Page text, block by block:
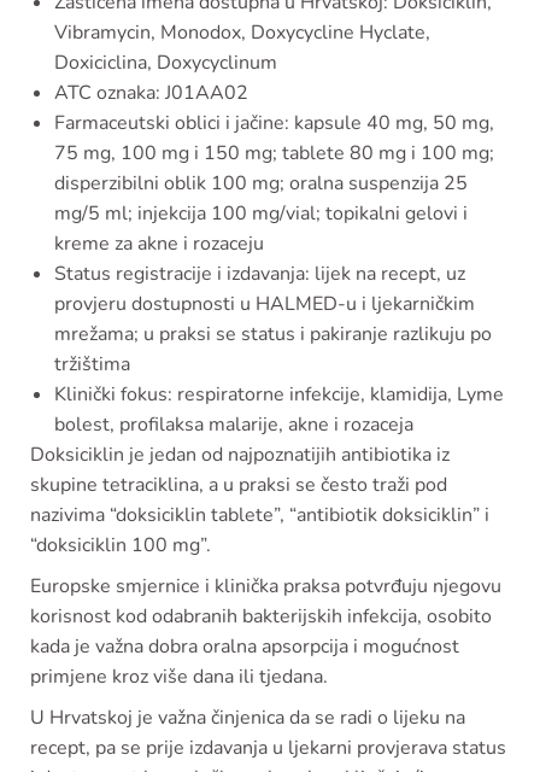
Vibramycin, Monodox, Doxycycline Hyclate,
Doxiciclina, Doxycyclinum
ATC oznaka: J01AA02
Farmaceutski oblici i jačine: kapsule 40 mg, 50 mg,
75 mg, 100 mg i 150 mg; tablete 80 mg i 100 mg;
disperzibilni oblik 100 mg; oralna suspenzija 25
mg/5 ml; injekcija 100 mg/vial; topikalni gelovi i
kreme za akne i rozaceju
Status registracije i izdavanja: lijek na recept, uz
provjeru dostupnosti u HALMED-u i ljekarničkim
mrežama; u praksi se status i pakiranje razlikuju po
tržištima
Klinički fokus: respiratorne infekcije, klamidija, Lyme
bolest, profilaksa malarije, akne i rozaceja
Doksiciklin je jedan od najpoznatijih antibiotika iz
skupine tetraciklina, a u praksi se često traži pod
nazivima “doksiciklin tablete”, “antibiotik doksiciklin” i
“doksiciklin 100 mg”.
Europske smjernice i klinička praksa potvrđuju njegovu
korisnost kod odabranih bakterijskih infekcija, osobito
kada je važna dobra oralna apsorpcija i mogućnost
primjene kroz više dana ili tjedana.
U Hrvatskoj je važna činjenica da se radi o lijeku na
recept, pa se prije izdavanja u ljekarni provjerava status